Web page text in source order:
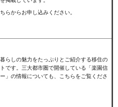
らからお申し込みください。
らしの魅力をたっぷりとご紹介する移住の
です。三大都市圏で開催している「楽園信
」の情報についても、こちらをご覧くださ